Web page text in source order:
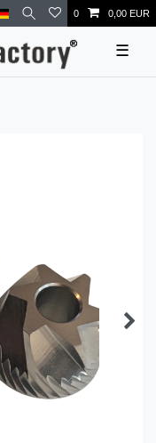
0 0,00 EUR
☰